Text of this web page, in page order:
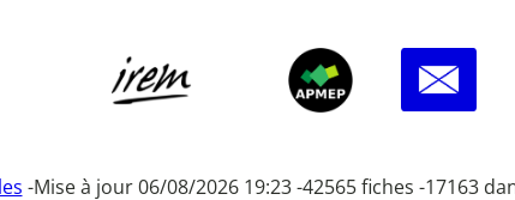
-Mise à jour 06/08/2026 19:23 -42565 fiches -17163